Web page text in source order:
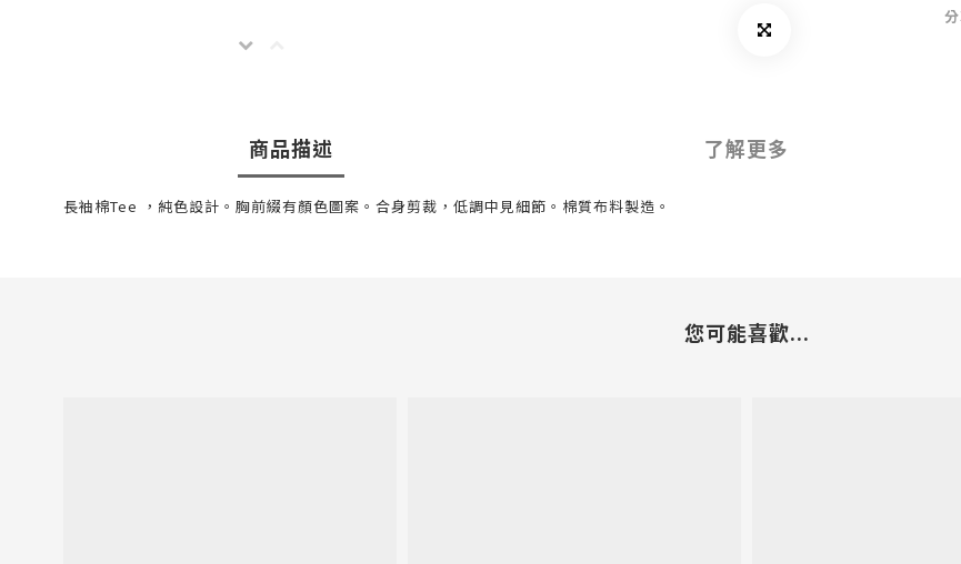
商品描述 了解更多
長袖棉Tee ，純色設計。胸前綴有顏色圖案。合身剪裁，低調中見細節。棉質布料製造。
您可能喜歡...